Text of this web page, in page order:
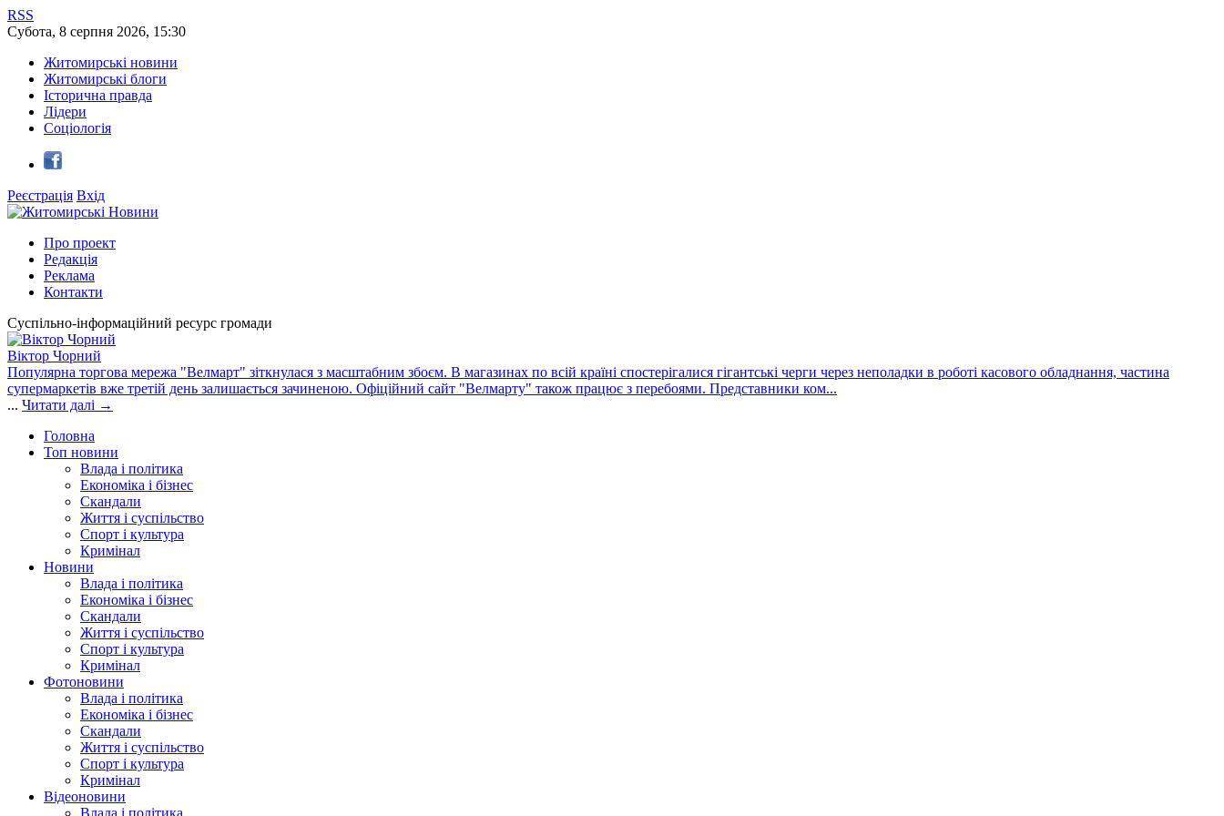
RSS
Субота, 8 серпня 2026, 15:30
Житомирські новини
Житомирські блоги
Історична правда
Лідери
Соціологія
Реєстрація Вхід
Про проект
Редакція
Реклама
Контакти
Суспільно-інформаційний ресурс громади
Віктор Чорний
Популярна торгова мережа "Велмарт" зіткнулася з масштабним збоєм. В магазинах по всій країні спостерігалися гігантські черги через неполадки в роботі касового обладнання, частина
супермаркетів вже третій день залишається зачиненою. Офіційний сайт "Велмарту" також працює з перебоями. Представники ком...
... Читати далі →
Головна
Топ новини
Влада і політика
Економіка і бізнес
Скандали
Життя і суспільство
Спорт і культура
Кримінал
Новини
Влада і політика
Економіка і бізнес
Скандали
Життя і суспільство
Спорт і культура
Кримінал
Фотоновини
Влада і політика
Економіка і бізнес
Скандали
Життя і суспільство
Спорт і культура
Кримінал
Відеоновини
Влада і політика